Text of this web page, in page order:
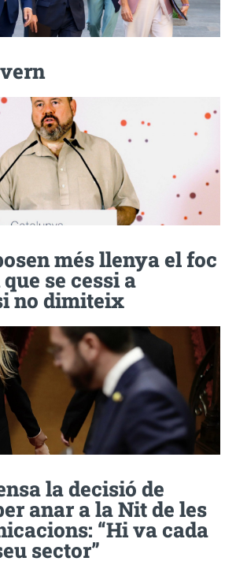
més llenya el foc
se cessi a
no dimiteix
la decisió de
anar a la Nit de les
“Hi va cada
sector”